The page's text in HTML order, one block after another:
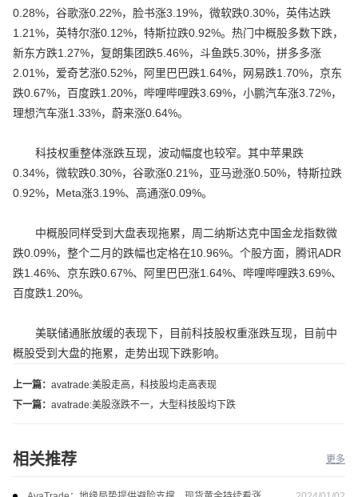
0.28%，谷歌涨0.22%，脸书涨3.19%，微软跌0.30%，英伟达跌
1.21%，英特尔涨0.12%，特斯拉跌0.92%。热门中概股多数下跌，
新东方跌1.27%，复朗集团跌5.46%，斗鱼跌5.30%，拼多多涨
2.01%，爱奇艺涨0.52%，阿里巴巴跌1.64%，网易跌1.70%，京东
跌0.67%，百度跌1.20%，哔哩哔哩跌3.69%，小鹏汽车涨3.72%，
理想汽车涨1.33%，蔚来涨0.64%。
科技权重整体涨跌互现，波动幅度也较窄。其中苹果跌
0.34%，微软跌0.30%，谷歌涨0.21%，亚马逊涨0.50%，特斯拉跌
0.92%，Meta涨3.19%、高通涨0.09%。
中概股同样受到大盘表现拖累，周二纳斯达克中国金龙指数微
跌0.09%，整个二月的跌幅也定格在10.96%。个股方面，腾讯ADR
跌1.46%、京东跌0.67%、阿里巴巴涨1.64%、哔哩哔哩跌3.69%、
百度跌1.20%。
美联储通胀放缓的表现下，目前科技股权重涨跌互现，目前中
概股受到大盘的拖累，走势出现下跌影响。
上一篇： avatrade:美股走高，科技股均走高表现
下一篇： avatrade:美股涨跌不一，大型科技股均下跌
相关推荐 更多